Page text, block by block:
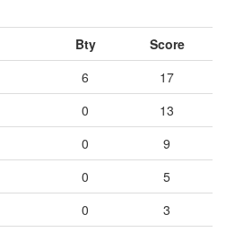
Bty
Score
6
17
0
13
0
9
0
5
0
3